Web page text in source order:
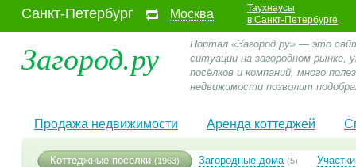
Санкт-Петербург Москва
Таухнаусы
в Санкт-Петербурге
Загород.ру
Портал «Загород.ру» — это
ситуации на загородном
посёлков и компаний, много
недвижимости позволит
Продажа недвижимости Аренда коттеджей
Коттеджные поселки (1963) Загородные дома (5) Участки